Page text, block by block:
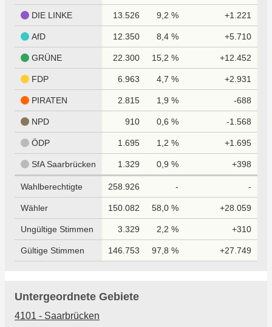
DIE LINKE 13.526 9,2 % +1.221
AfD 12.350 8,4 % +5.710
GRÜNE 22.300 15,2 % +12.452
FDP 6.963 4,7 % +2.931
PIRATEN 2.815 1,9 % -688
NPD 910 0,6 % -1.568
ÖDP 1.695 1,2 % +1.695
SfA Saarbrücken 1.329 0,9 % +398
Wahlberechtigte 258.926 - -
Wähler 150.082 58,0 % +28.059
Ungültige Stimmen 3.329 2,2 % +310
Gültige Stimmen 146.753 97,8 % +27.749
Untergeordnete Gebiete
4101 - Saarbrücken